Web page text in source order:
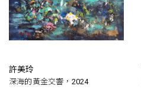
許美玲
深海的黃金交響，2024